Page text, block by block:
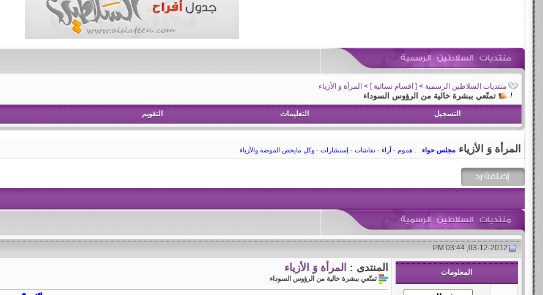
منتديات السلاطين الرسمية > [ اقسام نسائية ] > المرأة وَ الأزياء
تمتّعي ببشرة خالية من الرؤوس السوداء
التسجيل التعليمات التقويم
المرأة وَ الأزياء مجلس حواء . . هموم - آراء - نقاشات - إستشارات - وكل مايخص الموضة والأزياء .
المعلومات المنتدى : المرأة وَ الأزياء
تمتّعي ببشرة خالية من الرؤوس السوداء